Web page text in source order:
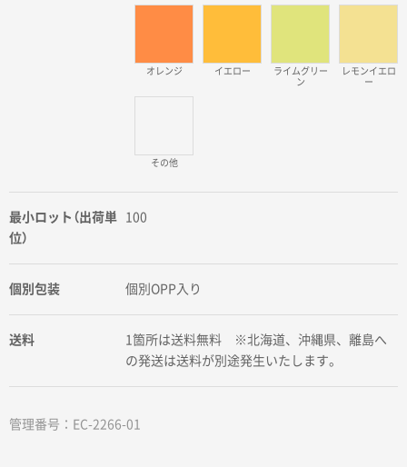
オレンジ イエロー
ライムグリー
ン
レモンイエロ
ー
その他
最小ロット（出荷単
位）
100
個別包装 個別OPP入り
送料
1箇所は送料無料 ※北海道、沖縄県、離島へ
の発送は送料が別途発生いたします。
管理番号：EC-2266-01